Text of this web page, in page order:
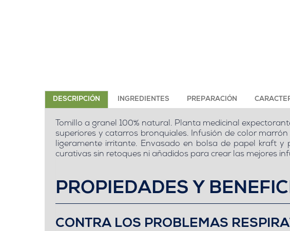
DESCRIPCIÓN INGREDIENTES PREPARACIÓN
Tomillo a granel 100% natural. Planta medicinal
superiores y catarros bronquiales. Infusión de color
ligeramente irritante. Envasado en bolsa de papel kraft
curativas sin retoques ni añadidos para crear las mejores
PROPIEDADES Y
CONTRA LOS PROBLEMAS